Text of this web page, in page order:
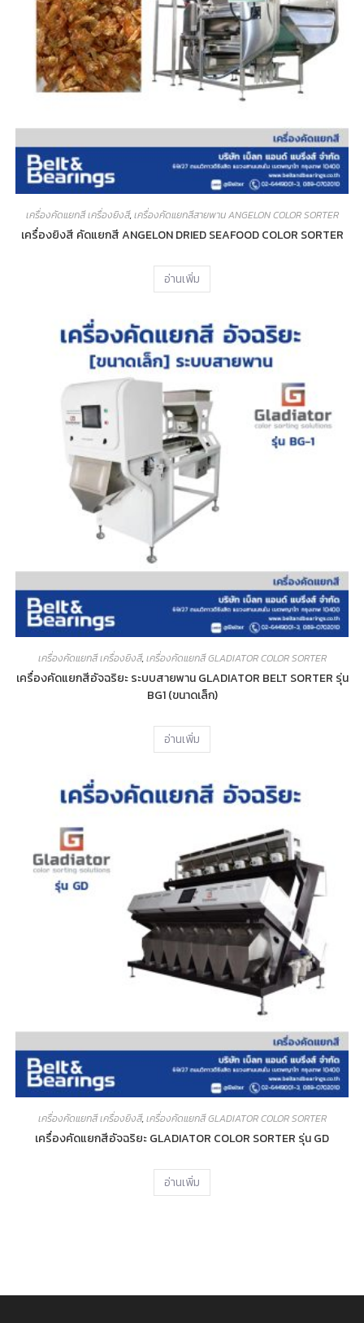
เครื่องคัดแยกสี เครื่องยิงสี,เครื่องคัดแยกสีสายพาน ANGELON COLOR SORTER
เครื่องยิงสี คัดแยกสี ANGELON DRIED SEAFOOD COLOR SORTER
อ่านเพิ่ม
เครื่องคัดแยกสี เครื่องยิงสี,เครื่องคัดแยกสี GLADIATOR COLOR SORTER
เครื่องคัดแยกสีอัจฉริยะ ระบบสายพาน GLADIATOR BELT SORTER รุ่น
BG1 (ขนาดเล็ก)
อ่านเพิ่ม
เครื่องคัดแยกสี เครื่องยิงสี,เครื่องคัดแยกสี GLADIATOR COLOR SORTER
เครื่องคัดแยกสีอัจฉริยะ GLADIATOR COLOR SORTER รุ่น GD
อ่านเพิ่ม